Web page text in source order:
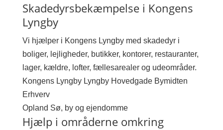
Skadedyrsbekæmpelse i Kongens
Lyngby
Vi hjælper i Kongens Lyngby med skadedyr i
boliger, lejligheder, butikker, kontorer, restauranter,
lager, kældre, lofter, fællesarealer og udeområder.
Kongens Lyngby Lyngby Hovedgade Bymidten
Erhverv
Opland Sø, by og ejendomme
Hjælp i områderne omkring